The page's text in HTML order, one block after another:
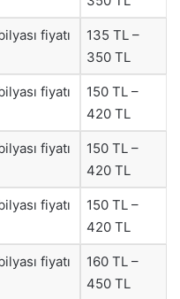
fiyatı
135 TL –
350 TL
fiyatı
150 TL –
420 TL
fiyatı
150 TL –
420 TL
fiyatı
150 TL –
420 TL
fiyatı
160 TL –
450 TL